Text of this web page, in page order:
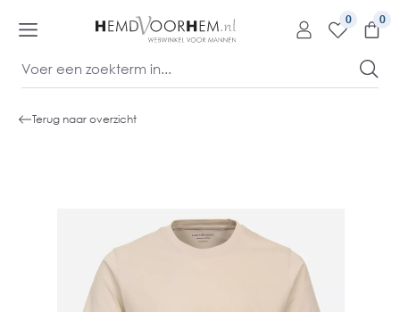
0
Terug naar overzicht